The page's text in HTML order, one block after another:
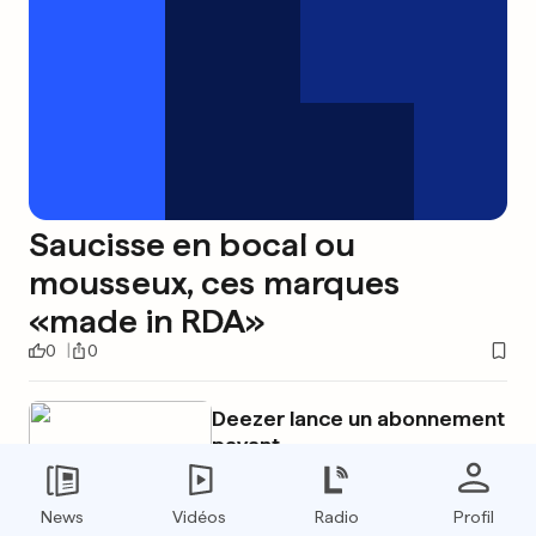
Saucisse en bocal ou
mousseux, ces marques
«made in RDA»
0 0
Deezer lance un abonnement
payant
News Vidéos Radio Profil